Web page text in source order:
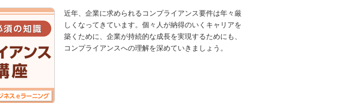
近年、企業に求められるコンプライアンス要件は年々厳
しくなってきています。個々人が納得のいくキャリアを
築くために、企業が持続的な成長を実現するためにも、
コンプライアンスへの理解を深めていきましょう。